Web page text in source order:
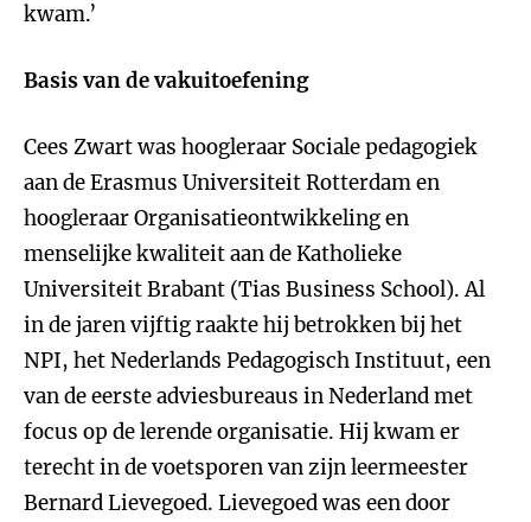
kwam.’
Basis van de vakuitoefening
Cees Zwart was hoogleraar Sociale pedagogiek
aan de Erasmus Universiteit Rotterdam en
hoogleraar Organisatieontwikkeling en
menselijke kwaliteit aan de Katholieke
Universiteit Brabant (Tias Business School). Al
in de jaren vijftig raakte hij betrokken bij het
NPI, het Nederlands Pedagogisch Instituut, een
van de eerste adviesbureaus in Nederland met
focus op de lerende organisatie. Hij kwam er
terecht in de voetsporen van zijn leermeester
Bernard Lievegoed. Lievegoed was een door